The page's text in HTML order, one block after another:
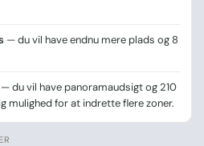
— du vil have endnu mere plads og 8
— du vil have panoramaudsigt og 210
mulighed for at indrette flere zoner.